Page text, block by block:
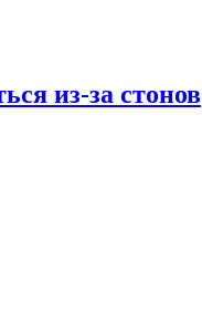
из-за стонов